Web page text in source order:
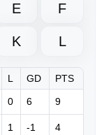
της UEFA
του
και
δεχθούμε
E F
K L
L GD PTS
0 6 9
1 -1 4